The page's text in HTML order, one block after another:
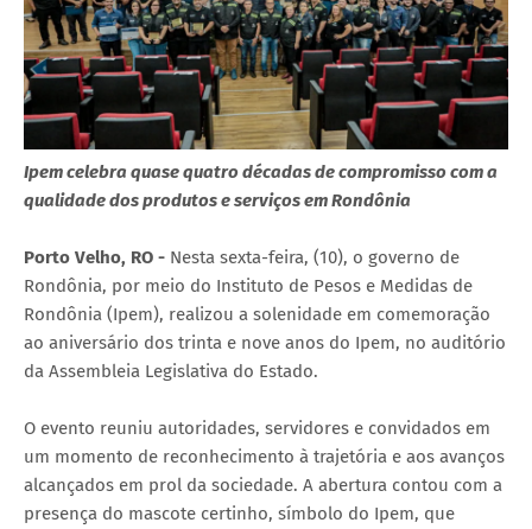
Ipem celebra quase quatro décadas de compromisso com a
qualidade dos produtos e serviços em Rondônia
Porto Velho, RO - Nesta sexta-feira, (10), o governo de
Rondônia, por meio do Instituto de Pesos e Medidas de
Rondônia (Ipem), realizou a solenidade em comemoração
ao aniversário dos trinta e nove anos do Ipem, no auditório
da Assembleia Legislativa do Estado.
O evento reuniu autoridades, servidores e convidados em
um momento de reconhecimento à trajetória e aos avanços
alcançados em prol da sociedade. A abertura contou com a
presença do mascote certinho, símbolo do Ipem, que